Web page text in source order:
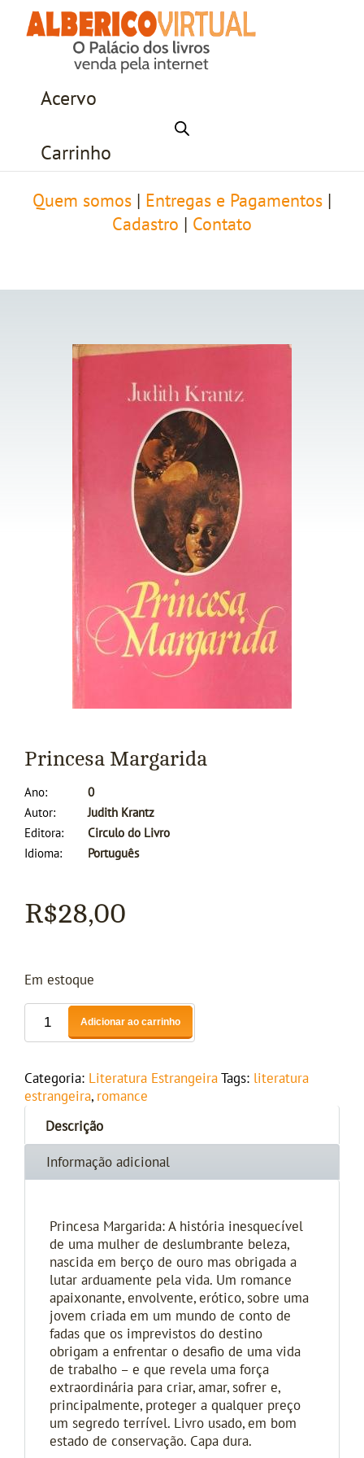
Acervo
Carrinho
Quem somos Entregas e Pagamentos
Cadastro
Contato
Princesa Margarida
Ano
0
Autor
Judith Krantz
Editora
Circulo do Livro
Idioma
Português
R$28,00
Em estoque
Adicionar ao carrinho
Categoria: Literatura Estrangeira Tags: literatura
estrangeira, romance
Descrição
Informação adicional
Princesa Margarida: A história inesquecível
de uma mulher de deslumbrante beleza,
nascida em berço de ouro mas obrigada a
lutar arduamente pela vida. Um romance
apaixonante, envolvente, erótico, sobre uma
jovem criada em um mundo de conto de
fadas que os imprevistos do destino
obrigam a enfrentar o desafio de uma vida
de trabalho – e que revela uma força
extraordinária para criar, amar, sofrer e,
principalmente, proteger a qualquer preço
um segredo terrível. Livro usado, em bom
estado de conservação. Capa dura.